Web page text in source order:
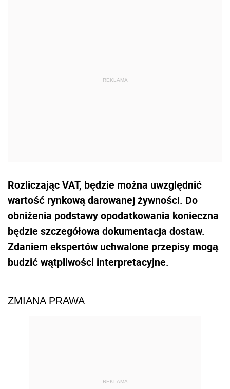
Rozliczając VAT, będzie można uwzględnić
wartość rynkową darowanej żywności. Do
obniżenia podstawy opodatkowania konieczna
będzie szczegółowa dokumentacja dostaw.
Zdaniem ekspertów uchwalone przepisy mogą
budzić wątpliwości interpretacyjne.
ZMIANA PRAWA
REKLAMA